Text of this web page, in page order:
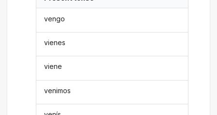
vengo
vienes
viene
venimos